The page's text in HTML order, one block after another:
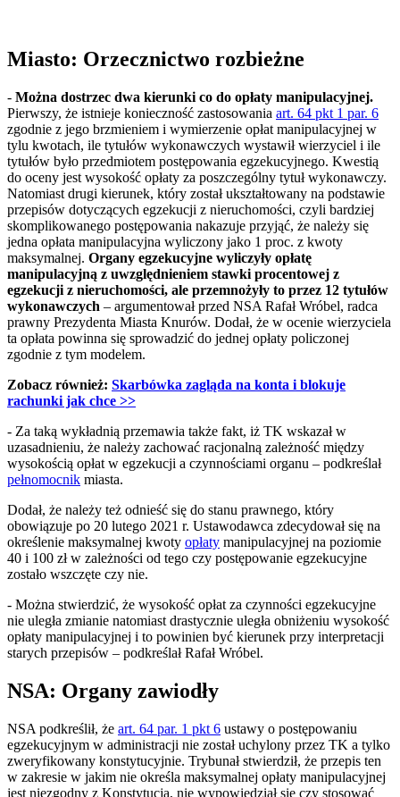
Miasto: Orzecznictwo rozbieżne
- Można dostrzec dwa kierunki co do opłaty manipulacyjnej.
Pierwszy, że istnieje konieczność zastosowania art. 64 pkt 1 par. 6
zgodnie z jego brzmieniem i wymierzenie opłat manipulacyjnej w
tylu kwotach, ile tytułów wykonawczych wystawił wierzyciel i ile
tytułów było przedmiotem postępowania egzekucyjnego. Kwestią
do oceny jest wysokość opłaty za poszczególny tytuł wykonawczy.
Natomiast drugi kierunek, który został ukształtowany na podstawie
przepisów dotyczących egzekucji z nieruchomości, czyli bardziej
skomplikowanego postępowania nakazuje przyjąć, że należy się
jedna opłata manipulacyjna wyliczony jako 1 proc. z kwoty
maksymalnej. Organy egzekucyjne wyliczyły opłatę
manipulacyjną z uwzględnieniem stawki procentowej z
egzekucji z nieruchomości, ale przemnożyły to przez 12 tytułów
wykonawczych – argumentował przed NSA Rafał Wróbel, radca
prawny Prezydenta Miasta Knurów. Dodał, że w ocenie wierzyciela
ta opłata powinna się sprowadzić do jednej opłaty policzonej
zgodnie z tym modelem.
Zobacz również: Skarbówka zagląda na konta i blokuje
rachunki jak chce >>
- Za taką wykładnią przemawia także fakt, iż TK wskazał w
uzasadnieniu, że należy zachować racjonalną zależność między
wysokością opłat w egzekucji a czynnościami organu – podkreślał
pełnomocnik miasta.
Dodał, że należy też odnieść się do stanu prawnego, który
obowiązuje po 20 lutego 2021 r. Ustawodawca zdecydował się na
określenie maksymalnej kwoty opłaty manipulacyjnej na poziomie
40 i 100 zł w zależności od tego czy postępowanie egzekucyjne
zostało wszczęte czy nie.
- Można stwierdzić, że wysokość opłat za czynności egzekucyjne
nie uległa zmianie natomiast drastycznie uległa obniżeniu wysokość
opłaty manipulacyjnej i to powinien być kierunek przy interpretacji
starych przepisów – podkreślał Rafał Wróbel.
NSA: Organy zawiodły
NSA podkreślił, że art. 64 par. 1 pkt 6 ustawy o postępowaniu
egzekucyjnym w administracji nie został uchylony przez TK a tylko
zweryfikowany konstytucyjnie. Trybunał stwierdził, że przepis ten
w zakresie w jakim nie określa maksymalnej opłaty manipulacyjnej
jest niezgodny z Konstytucją, nie wypowiedział się czy stosować